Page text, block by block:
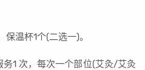
温杯1个(二选一)。
1 次，每次一个部位(艾灸/艾灸